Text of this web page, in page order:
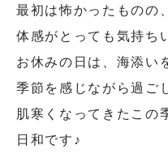
最初は怖かったものの
体感がとっても気持ち
お休みの日は、海添い
季節を感じながら過ご
肌寒くなってきたこの
日和です♪